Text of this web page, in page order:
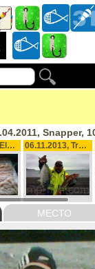
Snapper,
МЕСТО
06.11.2013, Elephant Fish, 5.4 kg 06.11.2013, Trevally, 1.80 kg